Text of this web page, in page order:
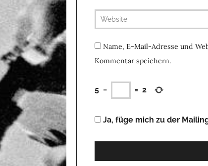
Name, E-Mail-Adresse und
Kommentar speichern.
5 − = 2
Ja, füge mich zu der